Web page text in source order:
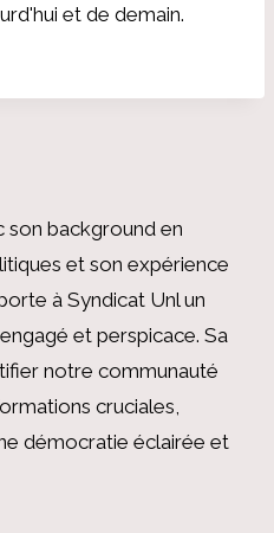
et de demain.
son background en
et son expérience
à Syndicat Unl un
et perspicace. Sa
notre communauté
cruciales,
démocratie éclairée et